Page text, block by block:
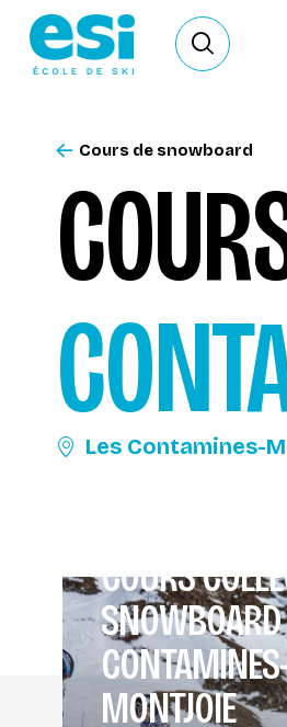
Ouvrir le
Les Contamines-
Cours de snowboard
COURS
CONTAMINES-
MONTJOIE